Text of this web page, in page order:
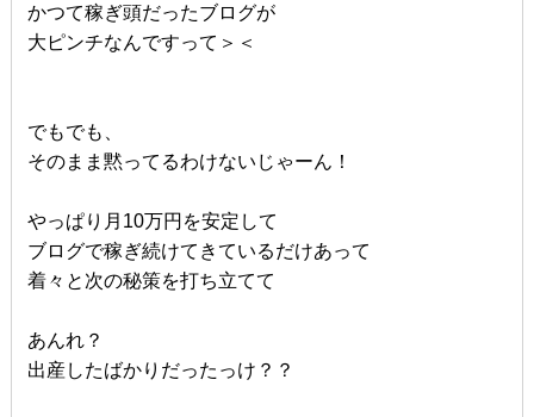
かつて稼ぎ頭だったブログが
大ピンチなんですって＞＜
でもでも、
そのまま黙ってるわけないじゃーん！
やっぱり月10万円を安定して
ブログで稼ぎ続けてきているだけあって
着々と次の秘策を打ち立てて
あんれ？
出産したばかりだったっけ？？